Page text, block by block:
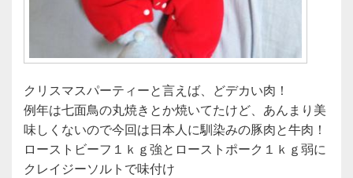
クリスマスパーティーと言えば、どデカい肉！
例年は七面鳥の丸焼きとか焼いてたけど、あんまり美
味しくないので今回は日本人に馴染みの豚肉と牛肉！
ローストビーフ１ｋｇ強とローストポーク１ｋｇ弱に
クレイジーソルトで味付け